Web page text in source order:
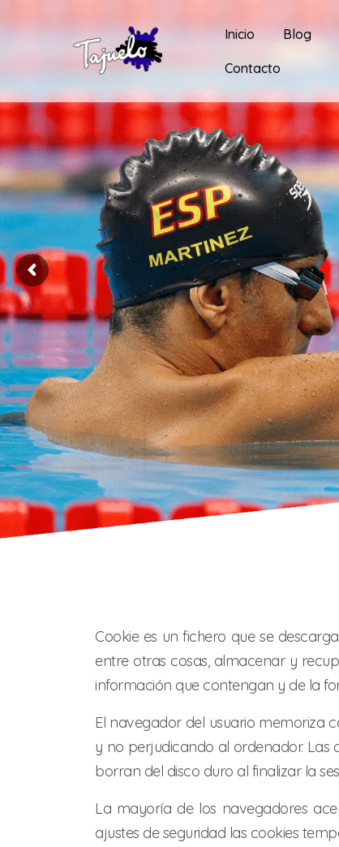
Inicio Blog
Contacto
Cookie es un fichero que se
entre otras cosas, almacenar y
información que contengan y de la
El navegador del usuario memoriza
y no perjudicando al ordenador. Las
borran del disco duro al finalizar la
La mayoría de los navegadores
ajustes de seguridad las cookies